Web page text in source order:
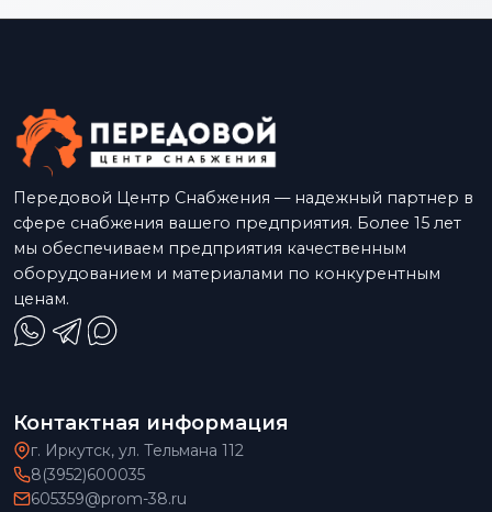
Передовой Центр Снабжения — надежный партнер в
сфере снабжения вашего предприятия. Более 15 лет
мы обеспечиваем предприятия качественным
оборудованием и материалами по конкурентным
ценам.
Контактная информация
г. Иркутск, ул. Тельмана 112
8(3952)600035
605359@prom-38.ru